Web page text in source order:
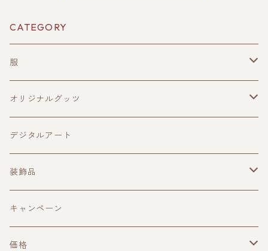
CATEGORY
服
メンズ
レディース
オリジナルグッツ
キャップ
マスク
バック
キーケース
デジタルアート
装飾品
ピアス
ペンダント
キャンペーン
価格